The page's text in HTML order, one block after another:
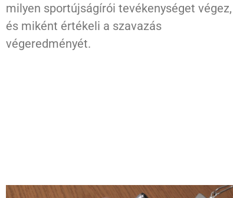
milyen sportújságírói tevékenységet végez,
és miként értékeli a szavazás
végeredményét.